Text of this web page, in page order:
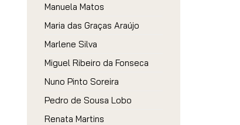
Manuela Matos
Maria das Graças Araújo
Marlene Silva
Miguel Ribeiro da Fonseca
Nuno Pinto Soreira
Pedro de Sousa Lobo
Renata Martins